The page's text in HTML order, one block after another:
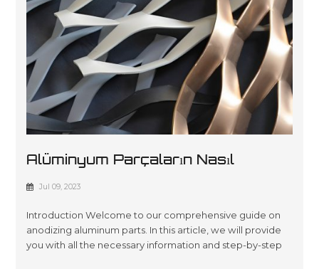
Alüminyum Parçaların Nasıl
Eloksal Yapılacağına İlişkin Temel
Jul 09, 2023
Introduction Welcome to our comprehensive guide on
anodizing aluminum parts. In this article, we will provide
you with all the necessary information and step-by-step